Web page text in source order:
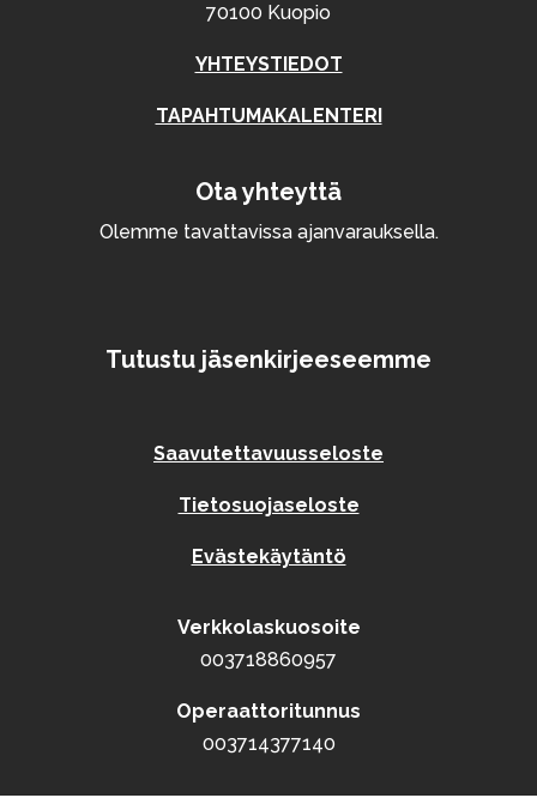
70100 Kuopio
YHTEYSTIEDOT
TAPAHTUMAKALENTERI
Ota yhteyttä
Olemme tavattavissa ajanvarauksella.
Tutustu jäsenkirjeeseemme
Saavutettavuusseloste
Tietosuojaseloste
Evästekäytäntö
Verkkolaskuosoite
003718860957
Operaattoritunnus
003714377140